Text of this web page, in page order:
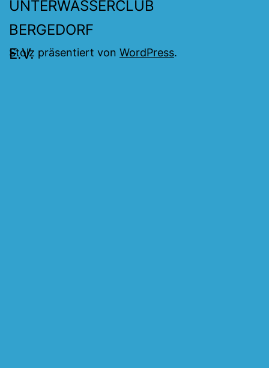
Stolz präsentiert von WordPress.